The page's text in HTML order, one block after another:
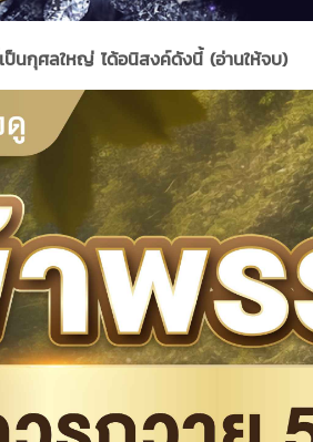
ป็นกุศลใหญ่ ได้อนิสงค์ดังนี้ (อ่านให้จบ)